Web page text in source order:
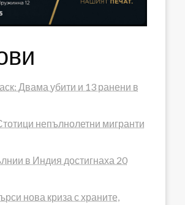
Двама убити и 13 ранени в
непълнолетни мигранти
в Индия достигнаха 20
нова криза с храните,